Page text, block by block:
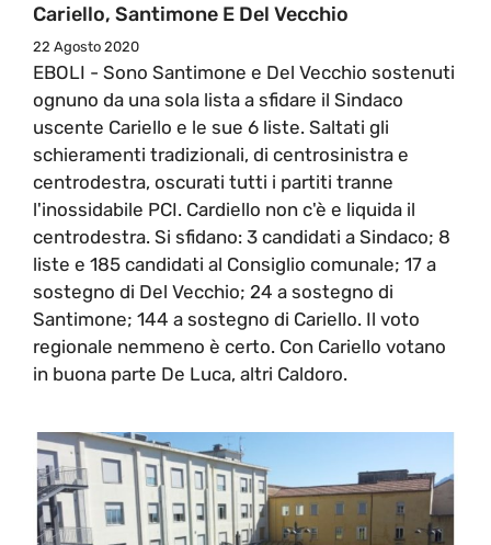
Cariello, Santimone E Del Vecchio
22 Agosto 2020
EBOLI - Sono Santimone e Del Vecchio sostenuti
ognuno da una sola lista a sfidare il Sindaco
uscente Cariello e le sue 6 liste. Saltati gli
schieramenti tradizionali, di centrosinistra e
centrodestra, oscurati tutti i partiti tranne
l'inossidabile PCI. Cardiello non c'è e liquida il
centrodestra. Si sfidano: 3 candidati a Sindaco; 8
liste e 185 candidati al Consiglio comunale; 17 a
sostegno di Del Vecchio; 24 a sostegno di
Santimone; 144 a sostegno di Cariello. Il voto
regionale nemmeno è certo. Con Cariello votano
in buona parte De Luca, altri Caldoro.